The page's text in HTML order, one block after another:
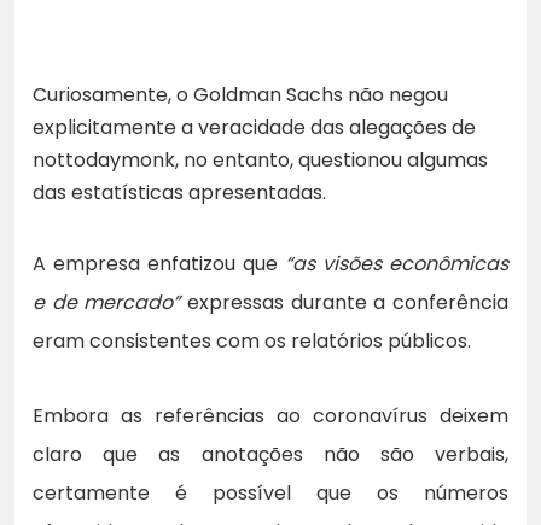
Curiosamente, o Goldman Sachs não negou
explicitamente a veracidade das alegações de
nottodaymonk, no entanto, questionou algumas
das estatísticas apresentadas.
A empresa enfatizou que “as visões econômicas
e de mercado”expressas durante a conferência
eram consistentes com os relatórios públicos.
Embora as referências ao coronavírus deixem
claro que as anotações não são verbais,
certamente é possível que os números